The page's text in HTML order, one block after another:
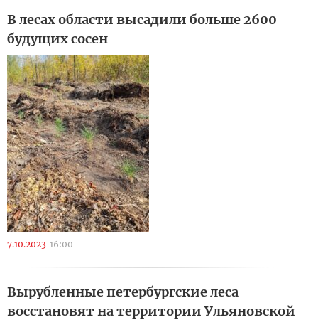
В лесах области высадили больше 2600
будущих сосен
7.10.2023 16:00
Вырубленные петербургские леса
восстановят на территории Ульяновской